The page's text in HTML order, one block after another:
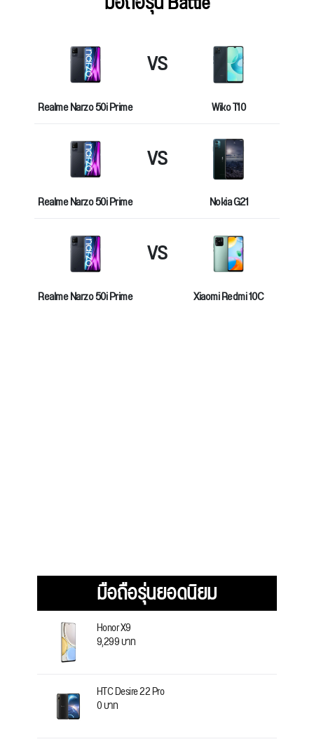
Realme Narzo 50i Prime
VS
Wiko T10
Realme Narzo 50i Prime
VS
Nokia G21
Realme Narzo 50i Prime
VS
Xiaomi Redmi 10C
มือถือรุ่นยอดนิยม
Honor X9
9,299 บาท
HTC Desire 22 Pro
0 บาท